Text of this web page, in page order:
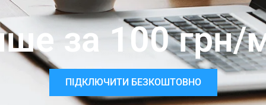
за 100 грн/
ПІДКЛЮЧИТИ БЕЗКОШТОВНО